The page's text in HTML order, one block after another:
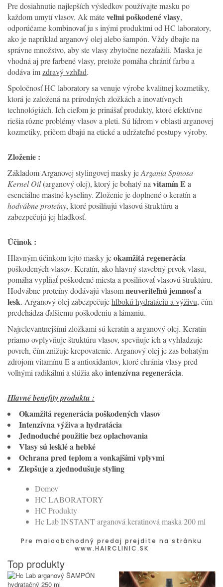
Pre dosiahnutie najlepších výsledkov používajte masku po
každom umytí vlasov. Ak máteveľmi poškodené vlasy,
odporúčame kombinovať ju s inými produktmi od HC laboratory,
ako je napríklad arganový olej alebo šampón. Vždy dbajte na
správne množstvo, aby ste vlasy zbytočne nezaťažili. Maska je
vhodná aj pre farbené vlasy, pretože pomáha chrániť farbu a
dodáva imzdravý vzhľad.
Spoločnosť HC laboratory sa venuje výrobe kvalitnej kozmetiky,
ktorá je založená na prírodných zložkách a inovatívnych
technológiách. Ich cieľom je prinášať produkty, ktoré efektívne
riešia rôzne problémy vlasov a pleti. Sú lídrom v oblasti arganovej
kozmetiky, pričom dbajú na etické a udržateľné postupy výroby.
Zloženie :
Základom Arganovej stylingovej masky jeArgania Spinosa
Kernel Oil(arganový olej), ktorý je bohatý na vitamín E a
esenciálne mastné kyseliny. Zloženie je doplnené o keratín a
hodvábne proteíny, ktoré posilňujú vlasovú štruktúru a
zabezpečujú jej hladkosť.
Účinok :
Hlavným účinkom tejto masky jeokamžitá regenerácia
poškodených vlasov. Keratín, ako hlavný stavebný prvok vlasu,
pomáha vypĺňať poškodené miesta a posilňovať vlasovú štruktúru.
Hodvábne proteíny dodávajú vlasomneuveriteľnú jemnosť a
lesk. Arganový olej zabezpečujehlbokú hydratáciu a výživu, čím
predchádza ďalšiemu poškodeniu a lámaniu.
Najrelevantnejšími zložkami sú keratín a arganový olej. Keratín
priamo ovplyvňuje štruktúru vlasov, spevňuje ich a vyhladzuje
povrch, čím znižuje krepovatenie. Arganový olej je zas bohatým
zdrojom vitamínu E a antioxidantov, ktoré chránia vlasy pred
voľnými radikálmi a slúžia akointenzívna regenerácia.
Hlavné benefity produktu :
Okamžitá regenerácia poškodených vlasov
Intenzívna výživa a hydratácia
Jednoduché použitie bez oplachovania
Vlasy sú lesklé a hebké
Ochrana pred teplom a vonkajšími vplyvmi
Zlepšuje a zjednodušuje styling
Domov
HC LABORATORY
HC Produkty
Hc Lab INSTANT arganová keratinová maska 200 ml
Pre maloobchodný predaj prejdite na stránku
www.HAIRCLINIC.SK
Top produkty